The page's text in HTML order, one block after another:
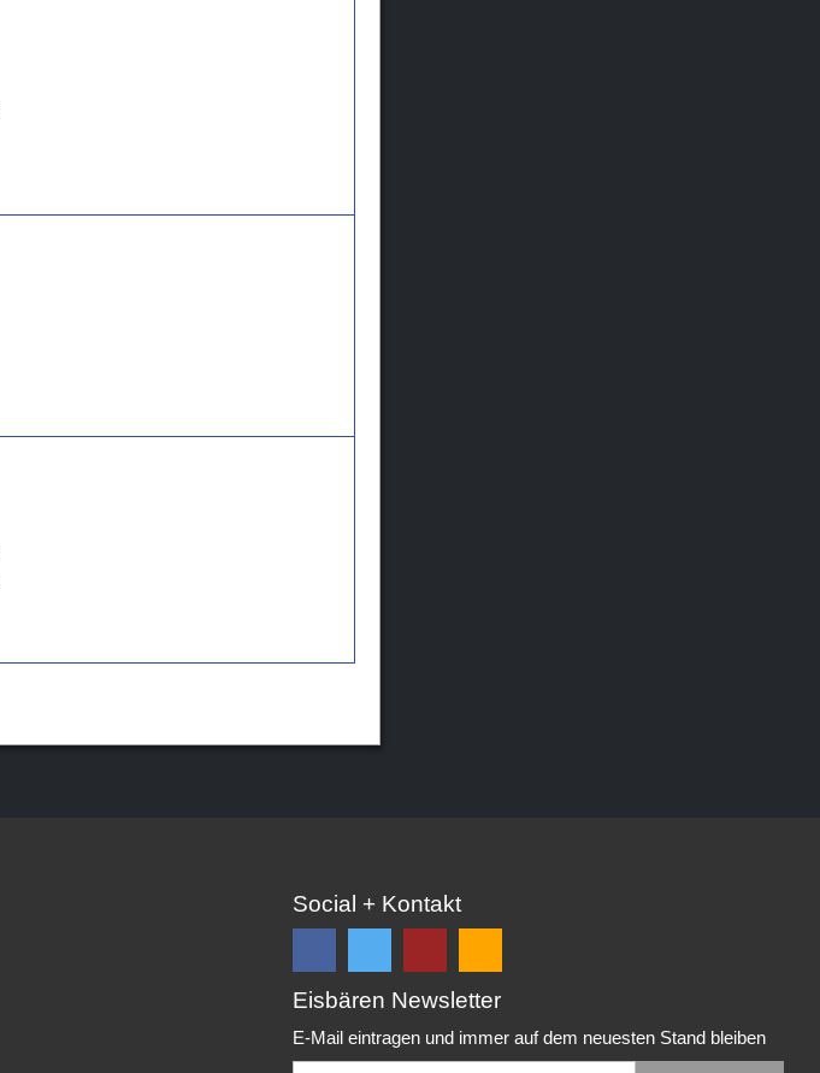
Social + Kontakt
Folge
auf
Folge
auf
EC
Eppelheim
Falls
unsere
Eisbären Newsletter
E-Mail eintragen und immer auf dem neuesten Stand bleiben